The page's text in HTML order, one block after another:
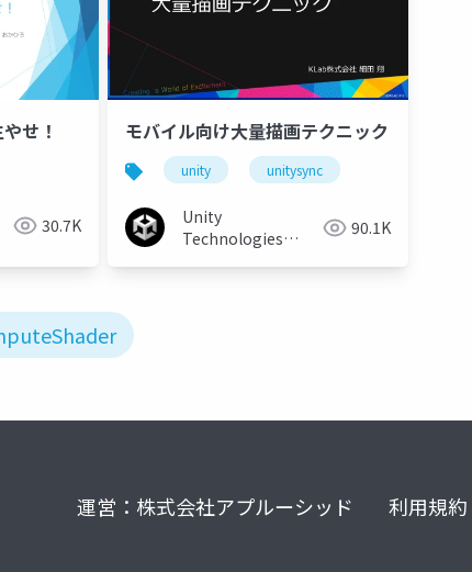
せ！
30.7K
モバイル向け大量描画テクニック
unity unitysync
Unity
Technologies
90.1K
運営：株式会社アプルーシッド 利用規約